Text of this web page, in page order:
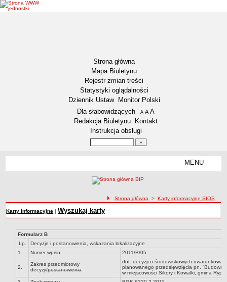
Strona główna
Mapa Biuletynu
Rejestr zmian treści
Statystyki oglądalności
Dziennik Ustaw
Monitor Polski
Menu dodatkowe
Dla słabowidzących A pomniejsz czcionkę
A standardowy rozmiar czcionki
A
Redakcja Biuletynu
Kontakt
Instrukcja obsługi
MENU
Lokalizacja
Dane statystyczne
Zadania publiczne
Związki i stowarzyszenia
Realizacja zadań publicznych
ścieżka nawigacji
Strona główna >Karty informacyjne SIOS
Karty informacyjne |Wyszukaj karty
Formularz B
Lp.
Decyzje i postanowienia, wskazania lokalizacyjne
1.
Numer wpisu 2011/B/05
2.
Zakres przedmiotowy
decyzji/postanowienia
dot. decyzji o środowiskowych
planowanego przedsięwzięcia pn. ”Budowa
w miejscowości Sikory i Kowalki, gmina